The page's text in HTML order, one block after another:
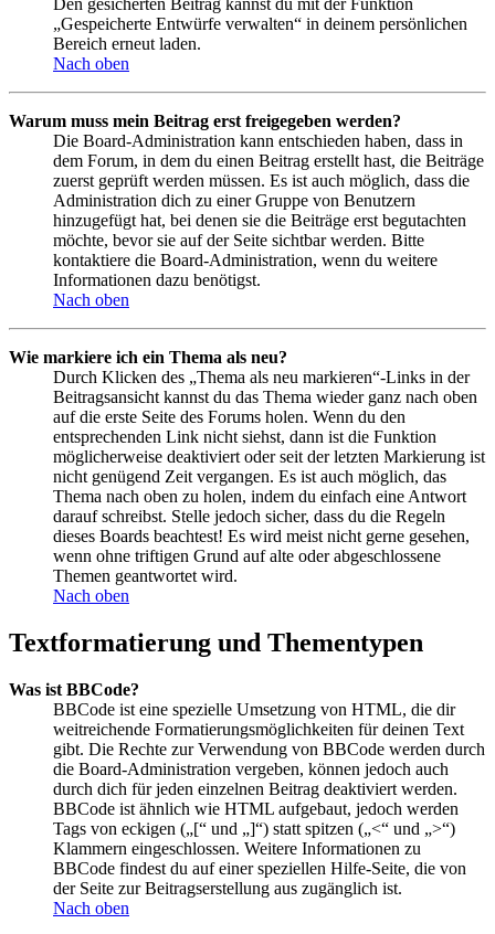
„Gespeicherte Entwürfe verwalten“ in deinem persönlichen
Bereich erneut laden.
Nach oben
Warum muss mein Beitrag erst freigegeben werden?
Die Board-Administration kann entschieden haben, dass in
dem Forum, in dem du einen Beitrag erstellt hast, die Beiträge
zuerst geprüft werden müssen. Es ist auch möglich, dass die
Administration dich zu einer Gruppe von Benutzern
hinzugefügt hat, bei denen sie die Beiträge erst begutachten
möchte, bevor sie auf der Seite sichtbar werden. Bitte
kontaktiere die Board-Administration, wenn du weitere
Informationen dazu benötigst.
Nach oben
Wie markiere ich ein Thema als neu?
Durch Klicken des „Thema als neu markieren“-Links in der
Beitragsansicht kannst du das Thema wieder ganz nach oben
auf die erste Seite des Forums holen. Wenn du den
entsprechenden Link nicht siehst, dann ist die Funktion
möglicherweise deaktiviert oder seit der letzten Markierung ist
nicht genügend Zeit vergangen. Es ist auch möglich, das
Thema nach oben zu holen, indem du einfach eine Antwort
darauf schreibst. Stelle jedoch sicher, dass du die Regeln
dieses Boards beachtest! Es wird meist nicht gerne gesehen,
wenn ohne triftigen Grund auf alte oder abgeschlossene
Themen geantwortet wird.
Nach oben
Textformatierung und Thementypen
Was ist BBCode?
BBCode ist eine spezielle Umsetzung von HTML, die dir
weitreichende Formatierungsmöglichkeiten für deinen Text
gibt. Die Rechte zur Verwendung von BBCode werden durch
die Board-Administration vergeben, können jedoch auch
durch dich für jeden einzelnen Beitrag deaktiviert werden.
BBCode ist ähnlich wie HTML aufgebaut, jedoch werden
Tags von eckigen („[“ und „]“) statt spitzen („<“ und „>“)
Klammern eingeschlossen. Weitere Informationen zu
BBCode findest du auf einer speziellen Hilfe-Seite, die von
der Seite zur Beitragserstellung aus zugänglich ist.
Nach oben